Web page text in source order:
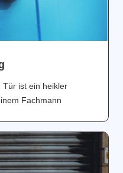
Tür ist ein heikler
Fachmann